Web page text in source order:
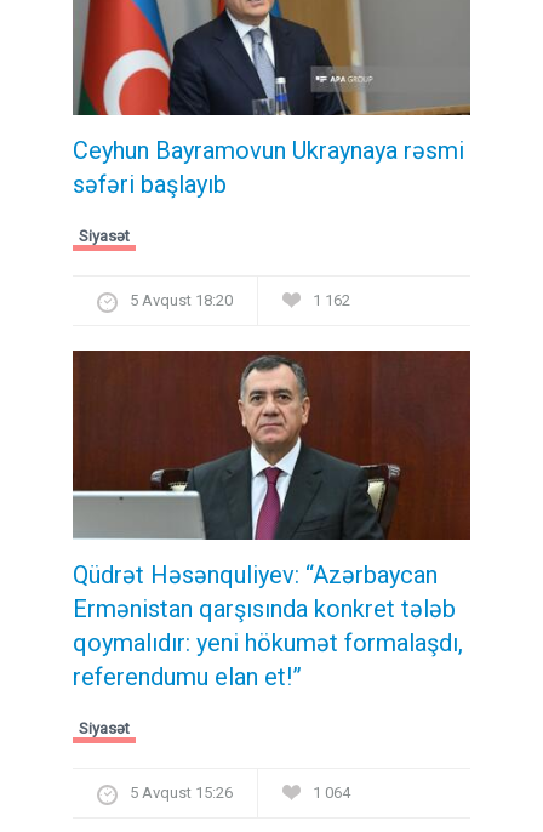
Ceyhun Bayramovun Ukraynaya rəsmi
səfəri başlayıb
Siyasət
5 Avqust 18:20 1 162
Qüdrət Həsənquliyev: “Azərbaycan
Ermənistan qarşısında konkret tələb
qoymalıdır: yeni hökumət formalaşdı,
referendumu elan et!”
Siyasət
5 Avqust 15:26 1 064